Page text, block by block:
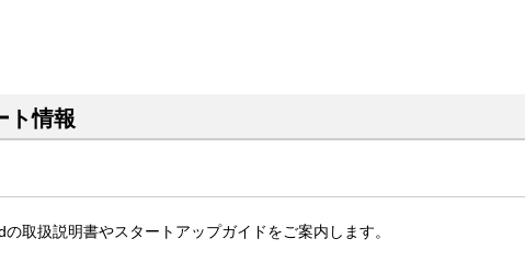
ト情報
の取扱説明書やスタートアップガイドをご案内します。